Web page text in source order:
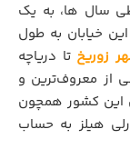
دارد و در طی سال ها، به یک
خیابان به طول
زوریخ تا دریاچه
از معروف‌ترین و
این کشور همچون
هیلز به حساب